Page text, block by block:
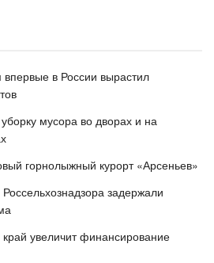
в России вырастил
мусора во дворах и на
горнолыжный курорт «Арсеньев»
задержали
увеличит финансирование